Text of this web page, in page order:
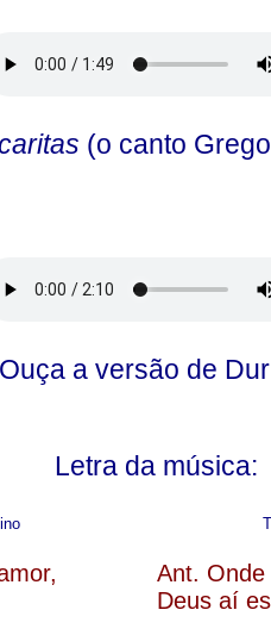
(o canto
Ouça a versão de
Letra da música:
Ant.
Deus aí